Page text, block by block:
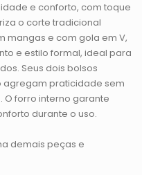
e conforto, com toque
o corte tradicional
mangas e com gola em V,
e estilo formal, ideal para
Seus dois bolsos
agregam praticidade sem
forro interno garante
durante o uso.
demais peças e